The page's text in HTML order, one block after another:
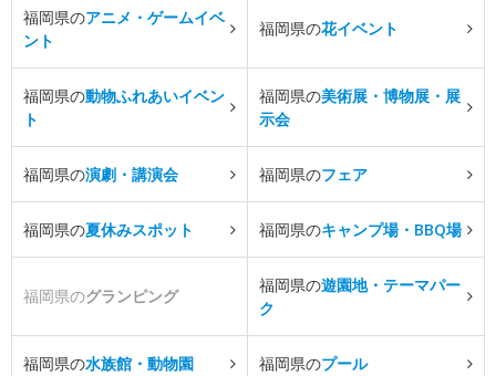
福岡県のアニメ・ゲームイベ
ント
福岡県の花イベント
福岡県の動物ふれあいイベン
ト
福岡県の美術展・博物展・展
示会
福岡県の演劇・講演会 福岡県のフェア
福岡県の夏休みスポット 福岡県のキャンプ場・BBQ場
福岡県のグランピング
福岡県の遊園地・テーマパー
ク
福岡県の水族館・動物園 福岡県のプール